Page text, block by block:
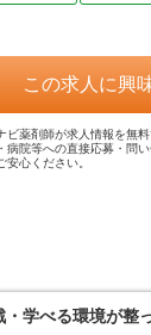
この求人に興
ビ薬剤師が求人情報を無料
病院等への直接応募・問
安心ください。
学べる環境が整